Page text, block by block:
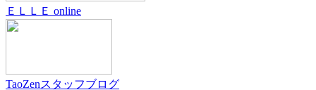
ＥＬＬＥ online
TaoZenスタッフブログ